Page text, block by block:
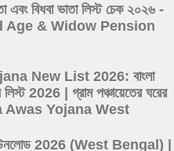
এবং বিধবা ভাতা লিস্ট চেক ২০২৬ -
Age & Widow Pension
New List 2026: বাংলা
2026 | গ্রাম পঞ্চায়েতের ঘরের
Awas Yojana West
2026 (West Bengal) |